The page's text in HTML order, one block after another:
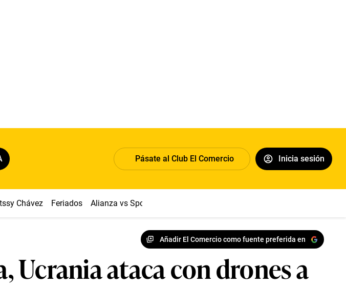
Pásate al Club El Comercio Inicia sesión
Chávez Feriados Alianza vs Sport Boys
Añadir El Comercio como fuente preferida en
Ucrania ataca con drones a